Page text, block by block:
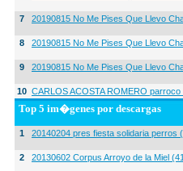
7 20190815 No Me Pises Que Llevo
8 20190815 No Me Pises Que Llevo
9 20190815 No Me Pises Que Llevo
10 CARLOS ACOSTA ROMERO
Top 5 im�genes por descargas
1 20140204 pres fiesta solidaria perros
2 20130602 Corpus Arroyo de la Miel